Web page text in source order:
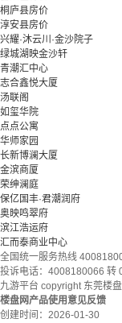
桐庐县房价
淳安县房价
兴耀·沐云川·金沙院子
绿城湖映金沙轩
青潮汇中心
志合鑫悦大厦
汤联阁
如玺华院
点点公寓
华师家园
长新博澜大厦
金滨商厦
荣绅澜庭
保亿国丰·君潮润府
奥映鸣翠府
滨江浩运府
汇而泰商业中心
全国统一服务热线
投诉电话：4008180066 转
九游平台 copyright 东莞楼
楼盘网产品使用意见反馈
创建时间： 2026-01-30